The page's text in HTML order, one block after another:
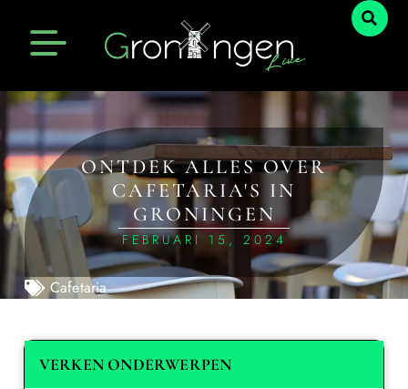
ONTDEK ALLES OVER
CAFETARIA'S IN
GRONINGEN
FEBRUARI 15, 2024
Cafetaria
VERKEN ONDERWERPEN